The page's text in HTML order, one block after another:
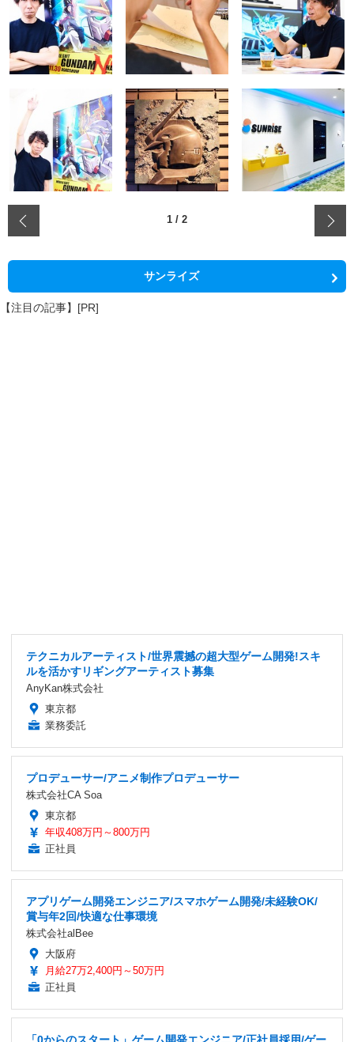
1 / 2
サンライズ
【注目の記事】[PR]
テクニカルアーティスト/世界震撼の超大型ゲーム開発!スキ
ルを活かすリギングアーティスト募集
AnyKan株式会社
東京都
業務委託
プロデューサー/アニメ制作プロデューサー
株式会社CA Soa
東京都
年収408万円～800万円
正社員
アプリゲーム開発エンジニア/スマホゲーム開発/未経験OK/
賞与年2回/快適な仕事環境
株式会社alBee
大阪府
月給27万2,400円～50万円
正社員